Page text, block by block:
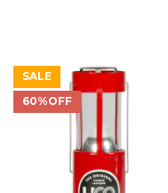
SALE
60%OFF